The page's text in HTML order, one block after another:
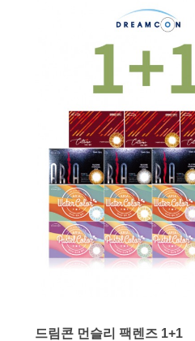
드림콘 먼슬리 팩렌즈 1+1